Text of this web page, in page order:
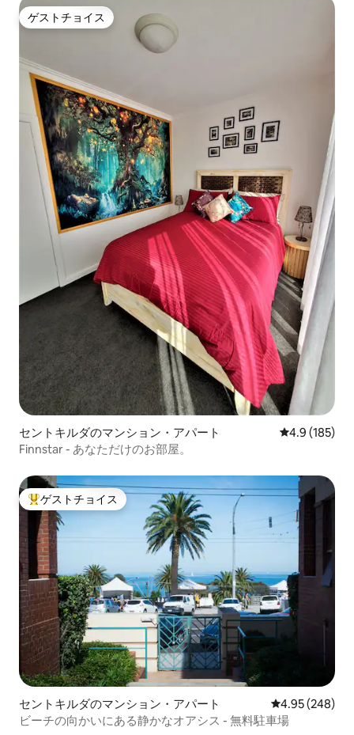
ゲストチョイス
ゲストチョイス
セントキルダのマンション・アパート レビュー185
4.9 (185)
Finnstar - あなただけのお部屋。
大好評のゲストチョイスです。
ゲストチョイス
セントキルダのマンション・アパート レビュー248
4.95 (248)
ビーチの向かいにある静かなオアシス - 無料駐車場